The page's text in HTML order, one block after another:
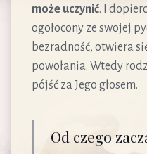
może uczynić. I
ogołocony ze swojej
bezradność, otwiera
powołania. Wtedy
pójść za Jego głosem.
Od czego